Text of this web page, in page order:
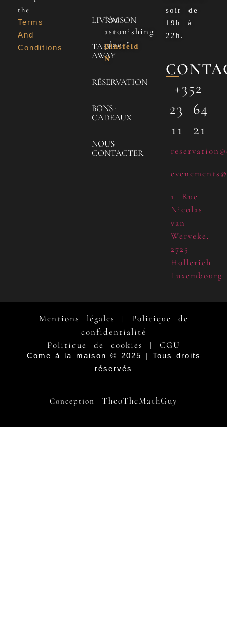
the
Terms
And
Conditions
LIVRAISON
TAKE
AWAY
RÉSERVATION
BONS-
CADEAUX
NOUS
CONTACTER
“An
astonishing
place”
Binsfeld
N
soir de
19h à
22h.
+352
23 64
11 21
1 Rue
Nicolas
van
Werveke,
2725
Hollerich
Luxembourg
Mentions légales | Politique de
confidentialité
Politique de cookies
| CGU
Come à la maison © 2025 | Tous droits
réservés
Conception TheoTheMathGuy